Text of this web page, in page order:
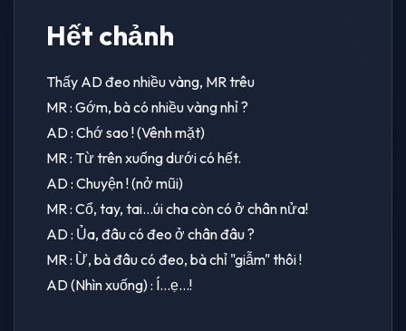
Hết chảnh
Thấy AD đeo nhiều vàng, MR trêu
MR : Gớm, bà có nhiều vàng nhỉ ?
AD : Chớ sao ! (Vênh mặt)
MR : Từ trên xuống dưới có hết.
AD : Chuyện ! (nở mũi)
MR : Cổ, tay, tai...úi cha còn có ở chân nửa!
AD : Ủa, đâu có đeo ở chân đâu ?
MR : Ừ, bà đâu có đeo, bà chỉ "giẫm" thôi !
AD (Nhìn xuống) : Í...ẹ...!